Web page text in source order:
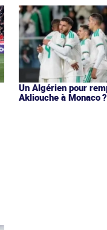
Un Algérien pour
Akliouche à Monaco ?